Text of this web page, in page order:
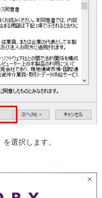
選択します。